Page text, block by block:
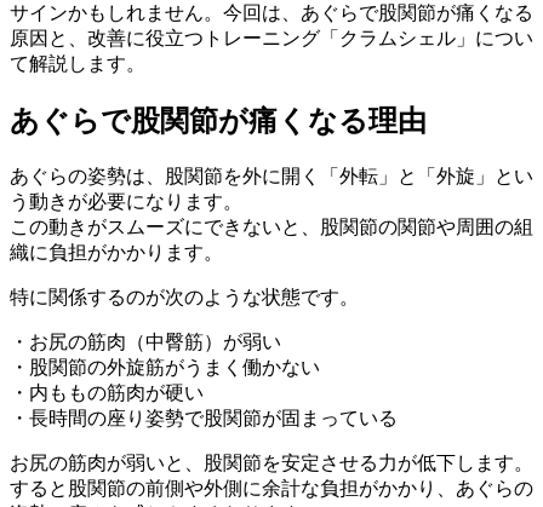
サインかもしれません。今回は、あぐらで股関節が痛くなる
原因と、改善に役立つトレーニング「クラムシェル」につい
て解説します。
あぐらで股関節が痛くなる理由
あぐらの姿勢は、股関節を外に開く「外転」と「外旋」とい
う動きが必要になります。
この動きがスムーズにできないと、股関節の関節や周囲の組
織に負担がかかります。
特に関係するのが次のような状態です。
・お尻の筋肉（中臀筋）が弱い
・股関節の外旋筋がうまく働かない
・内ももの筋肉が硬い
・長時間の座り姿勢で股関節が固まっている
お尻の筋肉が弱いと、股関節を安定させる力が低下します。
すると股関節の前側や外側に余計な負担がかかり、あぐらの